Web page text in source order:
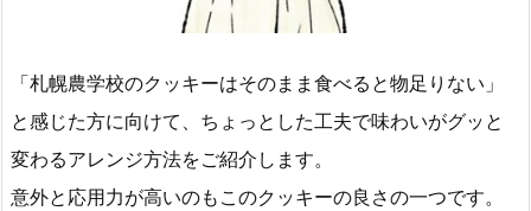
「札幌農学校のクッキーはそのまま食べると物足りない」
と感じた方に向けて、ちょっとした工夫で味わいがグッと
変わるアレンジ方法をご紹介します。
意外と応用力が高いのもこのクッキーの良さの一つです。